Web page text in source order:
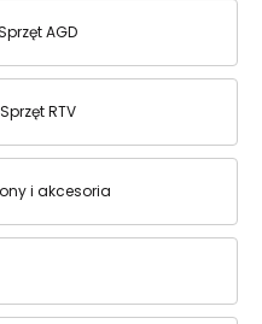
AGD
RTV
i akcesoria